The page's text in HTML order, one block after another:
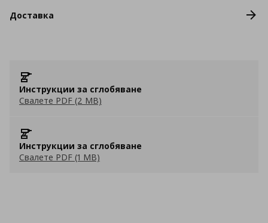
Доставка
Инструкции за сглобяване
Свалете PDF (2 MB)
Инструкции за сглобяване
Свалете PDF (1 MB)